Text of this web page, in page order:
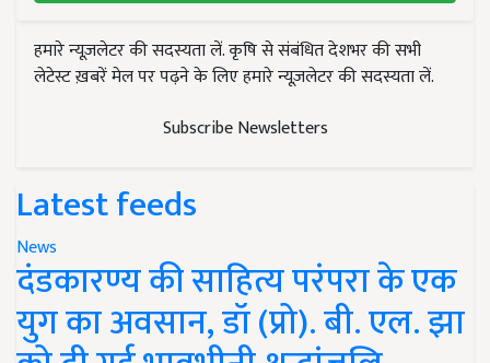
हमारे न्यूज़लेटर की सदस्यता लें. कृषि से संबंधित देशभर की सभी
लेटेस्ट ख़बरें मेल पर पढ़ने के लिए हमारे न्यूज़लेटर की सदस्यता लें.
Subscribe Newsletters
Latest feeds
News
दंडकारण्य की साहित्य परंपरा के एक
युग का अवसान, डॉ (प्रो). बी. एल. झा